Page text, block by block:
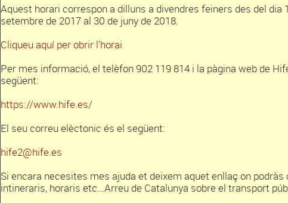
Aquest horari correspon a dilluns a divendres feiners des del dia
setembre de 2017 al 30 de juny de 2018.
Cliqueu aquí per obrir l'horai
Per mes informació, el telèfon 902 119 814 i la pàgina web de
següent:
https://www.hife.es/
El seu correu elèctonic és el següent:
hife2@hife.es
Si encara necesites mes ajuda et deixem aquet enllaç on
intineraris, horaris etc...Arreu de Catalunya sobre el transport